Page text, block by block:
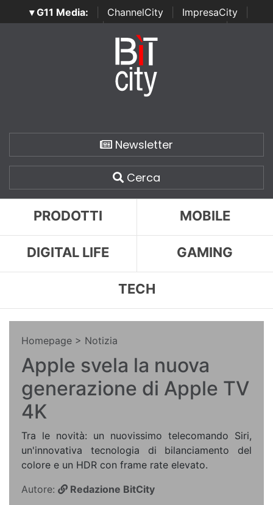
▾ G11 Media: ChannelCity ImpresaCity
SecurityOpenLab | Italian Channel Awards | Italian
Italian Security Awards
Newsletter
Cerca
PRODOTTI MOBILE
DIGITAL LIFE GAMING
TECH
Homepage > Notizia
Apple svela la nuova
generazione di Apple TV
4K
Tra le novità: un nuovissimo telecomando Siri,
un'innovativa tecnologia di bilanciamento del
colore e un HDR con frame rate elevato.
Autore:
Redazione BitCity